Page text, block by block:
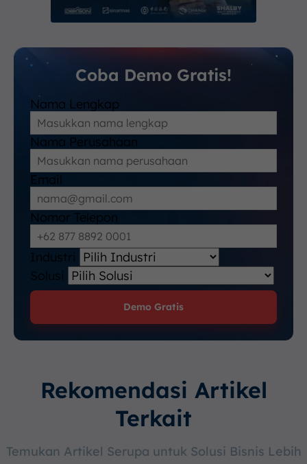
Coba Demo Gratis!
Nama Lengkap
Nama Perusahaan
Email
Nomor Telepon
Industri
Solusi
Demo Gratis
Rekomendasi Artikel
Terkait
Temukan Artikel Serupa untuk Solusi Bisnis Lebih